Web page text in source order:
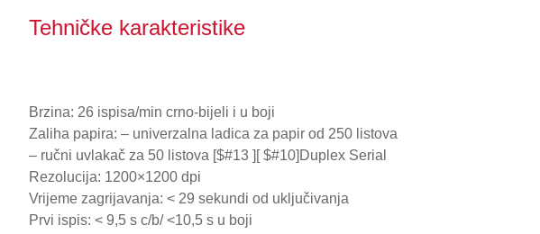
Tehničke karakteristike
Brzina: 26 ispisa/min crno-bijeli i u boji
Zaliha papira: – univerzalna ladica za papir od 250 listova
– ručni uvlakač za 50 listova [$#13 ][ $#10]Duplex Serial
Rezolucija: 1200×1200 dpi
Vrijeme zagrijavanja: < 29 sekundi od uključivanja
Prvi ispis: < 9,5 s c/b/ <10,5 s u boji